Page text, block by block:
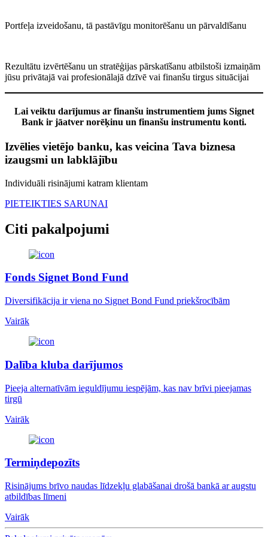
Portfeļa izveidošanu, tā pastāvīgu monitorēšanu un pārvaldīšanu
Rezultātu izvērtēšanu un stratēģijas pārskatīšanu atbilstoši izmaiņām
jūsu privātajā vai profesionālajā dzīvē vai finanšu tirgus situācijai
Lai veiktu darījumus ar finanšu instrumentiem jums Signet
Bank ir jāatver norēķinu un finanšu instrumentu konti.
Izvēlies vietējo banku, kas veicina Tava biznesa
izaugsmi un labklājību
Individuāli risinājumi katram klientam
PIETEIKTIES SARUNAI
Citi pakalpojumi
Fonds Signet Bond Fund
Diversifikācija ir viena no Signet Bond Fund priekšrocībām
Vairāk
Dalība kluba darījumos
Pieeja alternatīvām ieguldījumu iespējām, kas nav brīvi pieejamas
tirgū
Vairāk
Termiņdepozīts
Risinājums brīvo naudas līdzekļu glabāšanai drošā bankā ar augstu
atbildības līmeni
Vairāk